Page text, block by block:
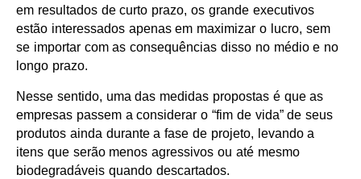
em resultados de curto prazo, os grande executivos
estão interessados apenas em maximizar o lucro, sem
se importar com as consequências disso no médio e no
longo prazo.
Nesse sentido, uma das medidas propostas é que as
empresas passem a considerar o “fim de vida” de seus
produtos ainda durante a fase de projeto, levando a
itens que serão menos agressivos ou até mesmo
biodegradáveis quando descartados.